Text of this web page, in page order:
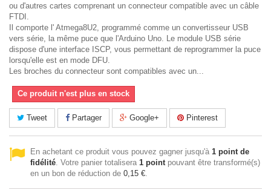
ou d'autres cartes comprenant un connecteur compatible avec un câble
FTDI.
Il comporte l' Atmega8U2, programmé comme un convertisseur USB
vers série, la même puce que l'Arduino Uno. Le module USB série
dispose d'une interface ISCP, vous permettant de reprogrammer la puce
lorsqu'elle est en mode DFU.
Les broches du connecteur sont compatibles avec un...
Ce produit n'est plus en stock
Tweet Partager Google+ Pinterest
En achetant ce produit vous pouvez gagner jusqu'à 1 point de
fidélité. Votre panier totalisera 1 pointpouvant être transformé(s)
en un bon de réduction de 0,15 €.